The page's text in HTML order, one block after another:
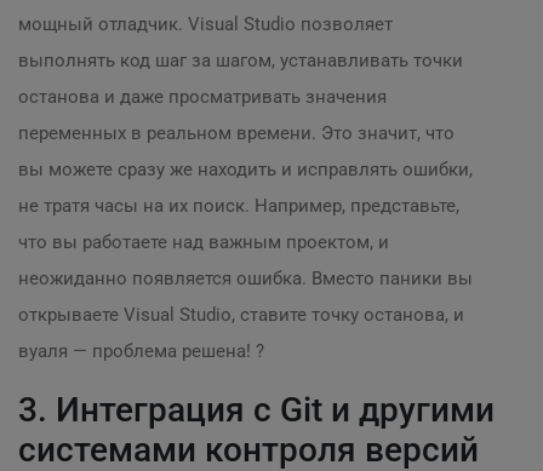
мощный отладчик. Visual Studio позволяет
выполнять код шаг за шагом, устанавливать точки
останова и даже просматривать значения
переменных в реальном времени. Это значит, что
вы можете сразу же находить и исправлять ошибки,
не тратя часы на их поиск. Например, представьте,
что вы работаете над важным проектом, и
неожиданно появляется ошибка. Вместо паники вы
открываете Visual Studio, ставите точку останова, и
вуаля — проблема решена! ?
3. Интеграция с Git и другими
системами контроля версий